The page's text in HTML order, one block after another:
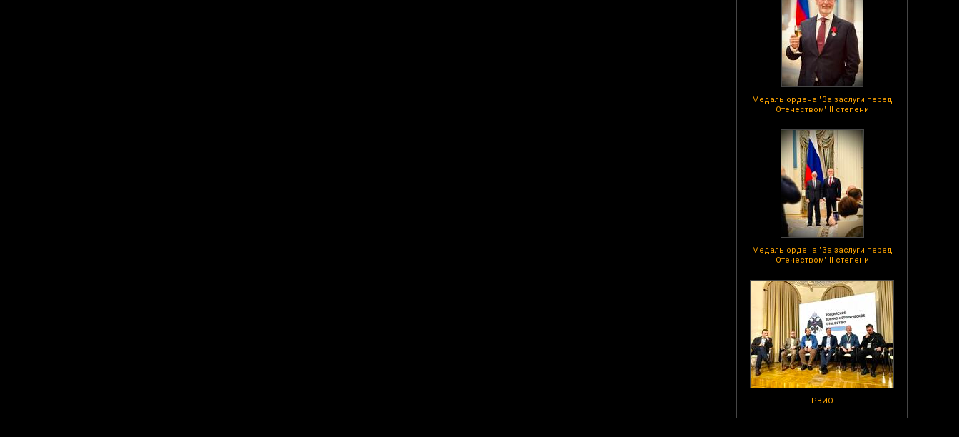
Медаль ордена "За заслуги перед
Отечеством" II степени
Медаль ордена "За заслуги перед
Отечеством" II степени
РВИО